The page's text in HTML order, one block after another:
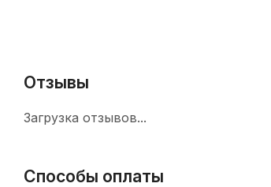
Отзывы
Загрузка отзывов...
Способы оплаты